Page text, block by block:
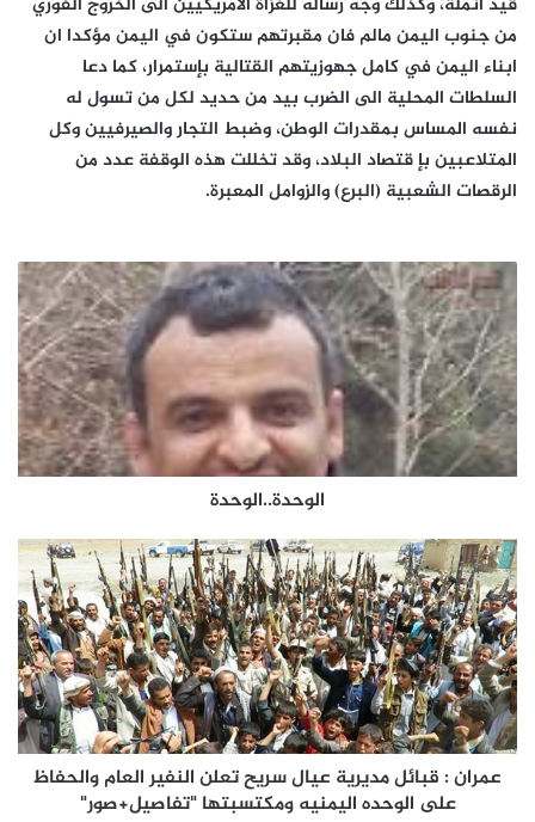
من جنوب اليمن مالم فان مقبرتهم ستكون في اليمن مؤكدا ان
ابناء اليمن في كامل جهوزيتهم القتالية بإستمرار، كما دعا
السلطات المحلية الى الضرب بيد من حديد لكل من تسول له
نفسه المساس بمقدرات الوطن، وضبط التجار والصيرفيين وكل
المتلاعبين بإ قتصاد البلاد، وقد تخللت هذه الوقفة عدد من
الرقصات الشعبية (البرع) والزوامل المعبرة.
الوحدة..الوحدة
عمران : قبائل مديرية عيال سريح تعلن النفير العام والحفاظ
على الوحده اليمنيه ومكتسبتها "تفاصيل+صور"